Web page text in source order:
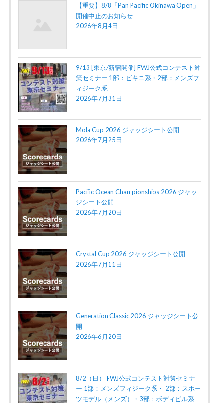
【重要】8/8「Pan Pacific Okinawa Open」
開催中止のお知らせ
2026年8月4日
9/13 [東京/新宿開催] FWJ公式コンテスト対
策セミナー 1部：ビキニ系・2部：メンズフ
ィジーク系
2026年7月31日
Mola Cup 2026 ジャッジシート公開
2026年7月25日
Pacific Ocean Championships 2026 ジャッ
ジシート公開
2026年7月20日
Crystal Cup 2026 ジャッジシート公開
2026年7月11日
Generation Classic 2026 ジャッジシート公
開
2026年6月20日
8/2（日） FWJ公式コンテスト対策セミナ
ー 1部：メンズフィジーク系・ 2部：スポー
ツモデル（メンズ）・3部：ボディビル系